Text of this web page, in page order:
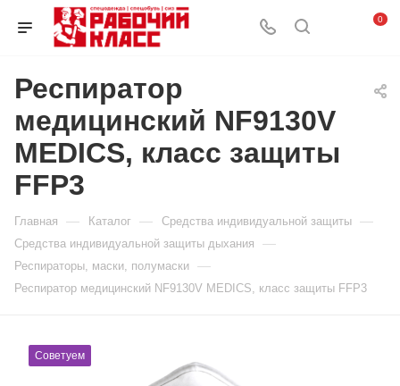
0
Респиратор
медицинский NF9130V
MEDICS, класс защиты
FFP3
Главная — Каталог — Средства индивидуальной защиты —
Средства индивидуальной защиты дыхания —
Респираторы, маски, полумаски —
Респиратор медицинский NF9130V MEDICS, класс защиты FFP3
Советуем